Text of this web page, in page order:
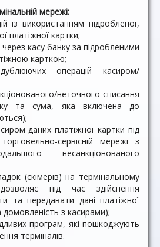
мережі:
із використанням підробленої,
платіжної картки;
касу банку за підробленими
карткою;
операцій касиром/
неточного списання
та сума, яка включена до
даних платіжної картки під
сервісній мережі з
несанкціонованого
(скімерів) на термінальному
під час здійснення
та передавати дані платіжної
з касирами);
програм, які пошкоджують
терміналів.